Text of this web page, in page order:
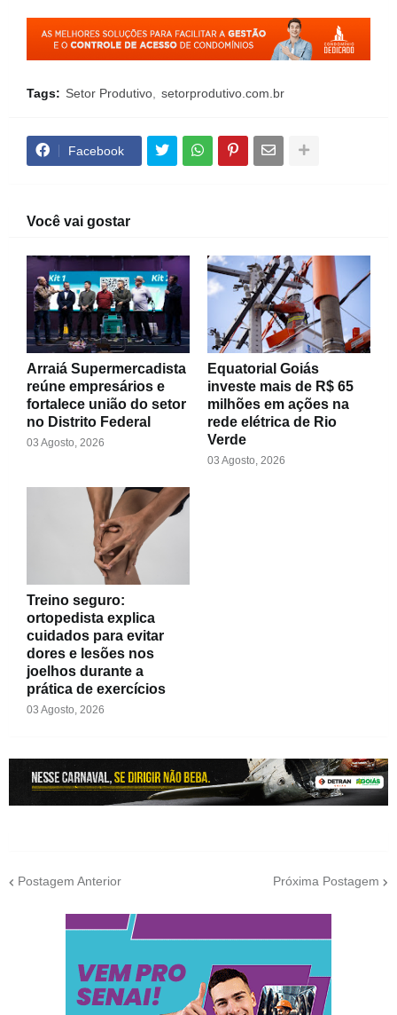
Tags: Setor Produtivo setorprodutivo.com.br
Facebook
Você vai gostar
Arraiá Supermercadista
reúne empresários e
fortalece união do setor
no Distrito Federal
03 Agosto, 2026
Equatorial Goiás
investe mais de R$ 65
milhões em ações na
rede elétrica de Rio
Verde
03 Agosto, 2026
Treino seguro:
ortopedista explica
cuidados para evitar
dores e lesões nos
joelhos durante a
prática de exercícios
03 Agosto, 2026
Postagem Anterior Próxima Postagem